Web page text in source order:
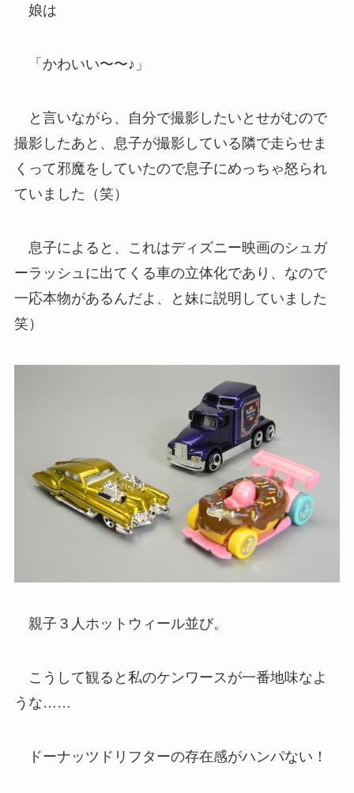
娘は
「かわいい〜〜♪」
と言いながら、自分で撮影したいとせがむので
撮影したあと、息子が撮影している隣で走らせま
くって邪魔をしていたので息子にめっちゃ怒られ
ていました（笑）
息子によると、これはディズニー映画のシュガ
ーラッシュに出てくる車の立体化であり、なので
一応本物があるんだよ、と妹に説明していました
笑）
親子３人ホットウィール並び。
こうして観ると私のケンワースが一番地味なよ
うな……
ドーナッツドリフターの存在感がハンパない！